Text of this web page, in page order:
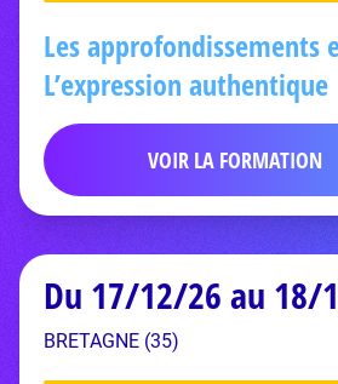
Les approfondissements
L’expression authentique
VOIR LA FORMATION
Du 17/12/26 au 18/
BRETAGNE (35)